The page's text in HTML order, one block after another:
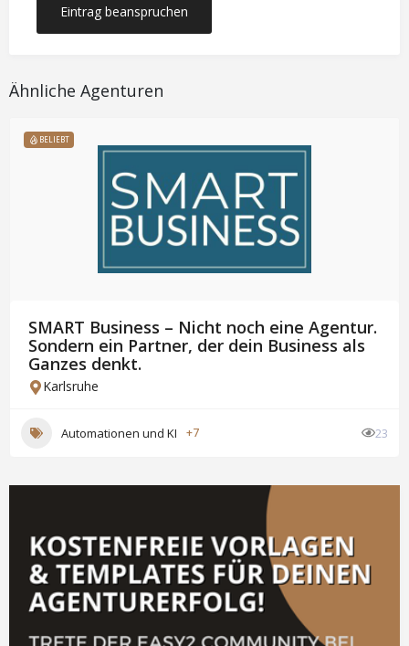
Eintrag beanspruchen
Ähnliche Agenturen
BELIEBT
SMART Business – Nicht noch eine Agentur.
Sondern ein Partner, der dein Business als
Ganzes denkt.
Karlsruhe
Automationen und KI +7 23